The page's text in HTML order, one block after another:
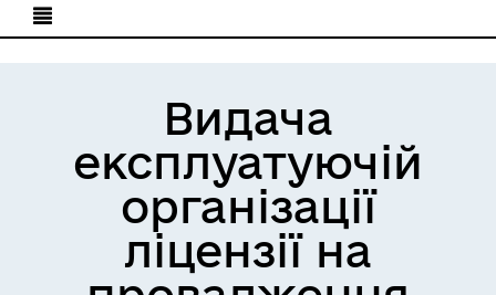
Видача
експлуатуючій
організації
ліцензії на